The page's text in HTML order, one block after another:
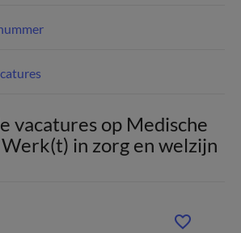
vacatures op Medische
in zorg en welzijn